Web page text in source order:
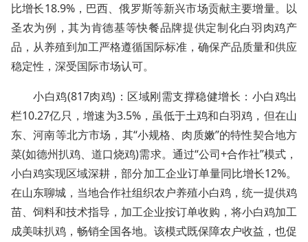
比增长18.9%，巴西、俄罗斯等新兴市场贡献主要增量。以
圣农为例，其为肯德基等快餐品牌提供定制化白羽肉鸡产
品，从养殖到加工严格遵循国际标准，确保产品质量和供应
稳定性，深受国际市场认可。
小白鸡(817肉鸡)：区域刚需支撑稳健增长：小白鸡出
栏10.27亿只，增速为3.5%，虽低于土鸡和白羽鸡，但在山
东、河南等北方市场，其“小规格、肉质嫩”的特性契合地方
菜(如德州扒鸡、道口烧鸡)需求。通过“公司+合作社”模式，
小白鸡实现区域深耕，部分加工企业订单量同比增长12%。
在山东聊城，当地合作社组织农户养殖小白鸡，统一提供鸡
苗、饲料和技术指导，加工企业按订单收购，将小白鸡加工
成美味扒鸡，畅销全国各地。该模式既保障农户收益，也促